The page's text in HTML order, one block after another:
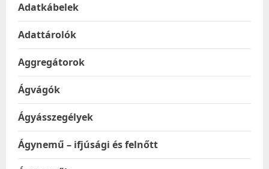
Adatkábelek
Adattárolók
Aggregátorok
Ágvágók
Ágyásszegélyek
Ágynemű – ifjúsági és felnőtt